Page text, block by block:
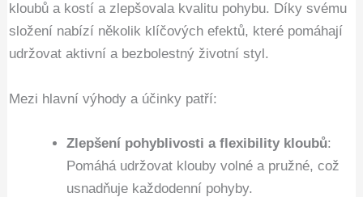
kloubů a kostí a zlepšovala kvalitu pohybu. Díky svému
složení nabízí několik klíčových efektů, které pomáhají
udržovat aktivní a bezbolestný životní styl.
Mezi hlavní výhody a účinky patří:
Zlepšení pohyblivosti a flexibility kloubů:
Pomáhá udržovat klouby volné a pružné, což
usnadňuje každodenní pohyby.